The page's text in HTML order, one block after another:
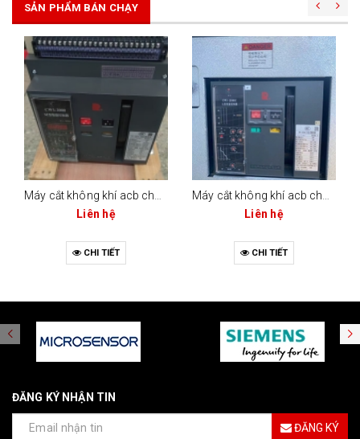
SẢN PHẨM BÁN CHẠY
Liên hệ
CHI TIẾT
Liên hệ
CHI TIẾT
ĐĂNG KÝ NHẬN TIN
ĐĂNG KÝ